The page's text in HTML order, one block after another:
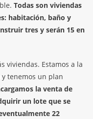
Todas son viviendas
habitación, baño y
tres y serán 15 en
viviendas. Estamos a la
tenemos un plan
la venta de
un lote que se
22